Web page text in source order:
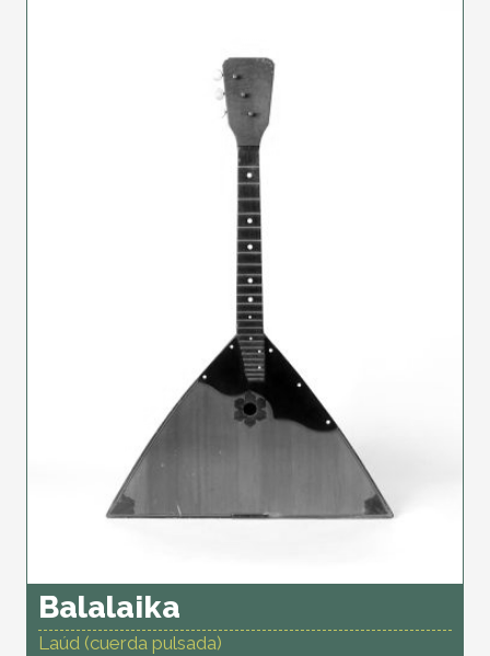
Balalaika
Laúd (cuerda pulsada)